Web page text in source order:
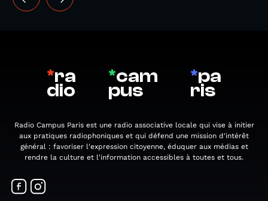
*ra
dio
*cam
pus
*pa
ris
Radio Campus Paris est une radio associative locale qui vise à initier
aux pratiques radiophoniques et qui défend une mission d'intérêt
général : favoriser l'expression citoyenne, éduquer aux médias et
rendre la culture et l'information accessibles à toutes et tous.